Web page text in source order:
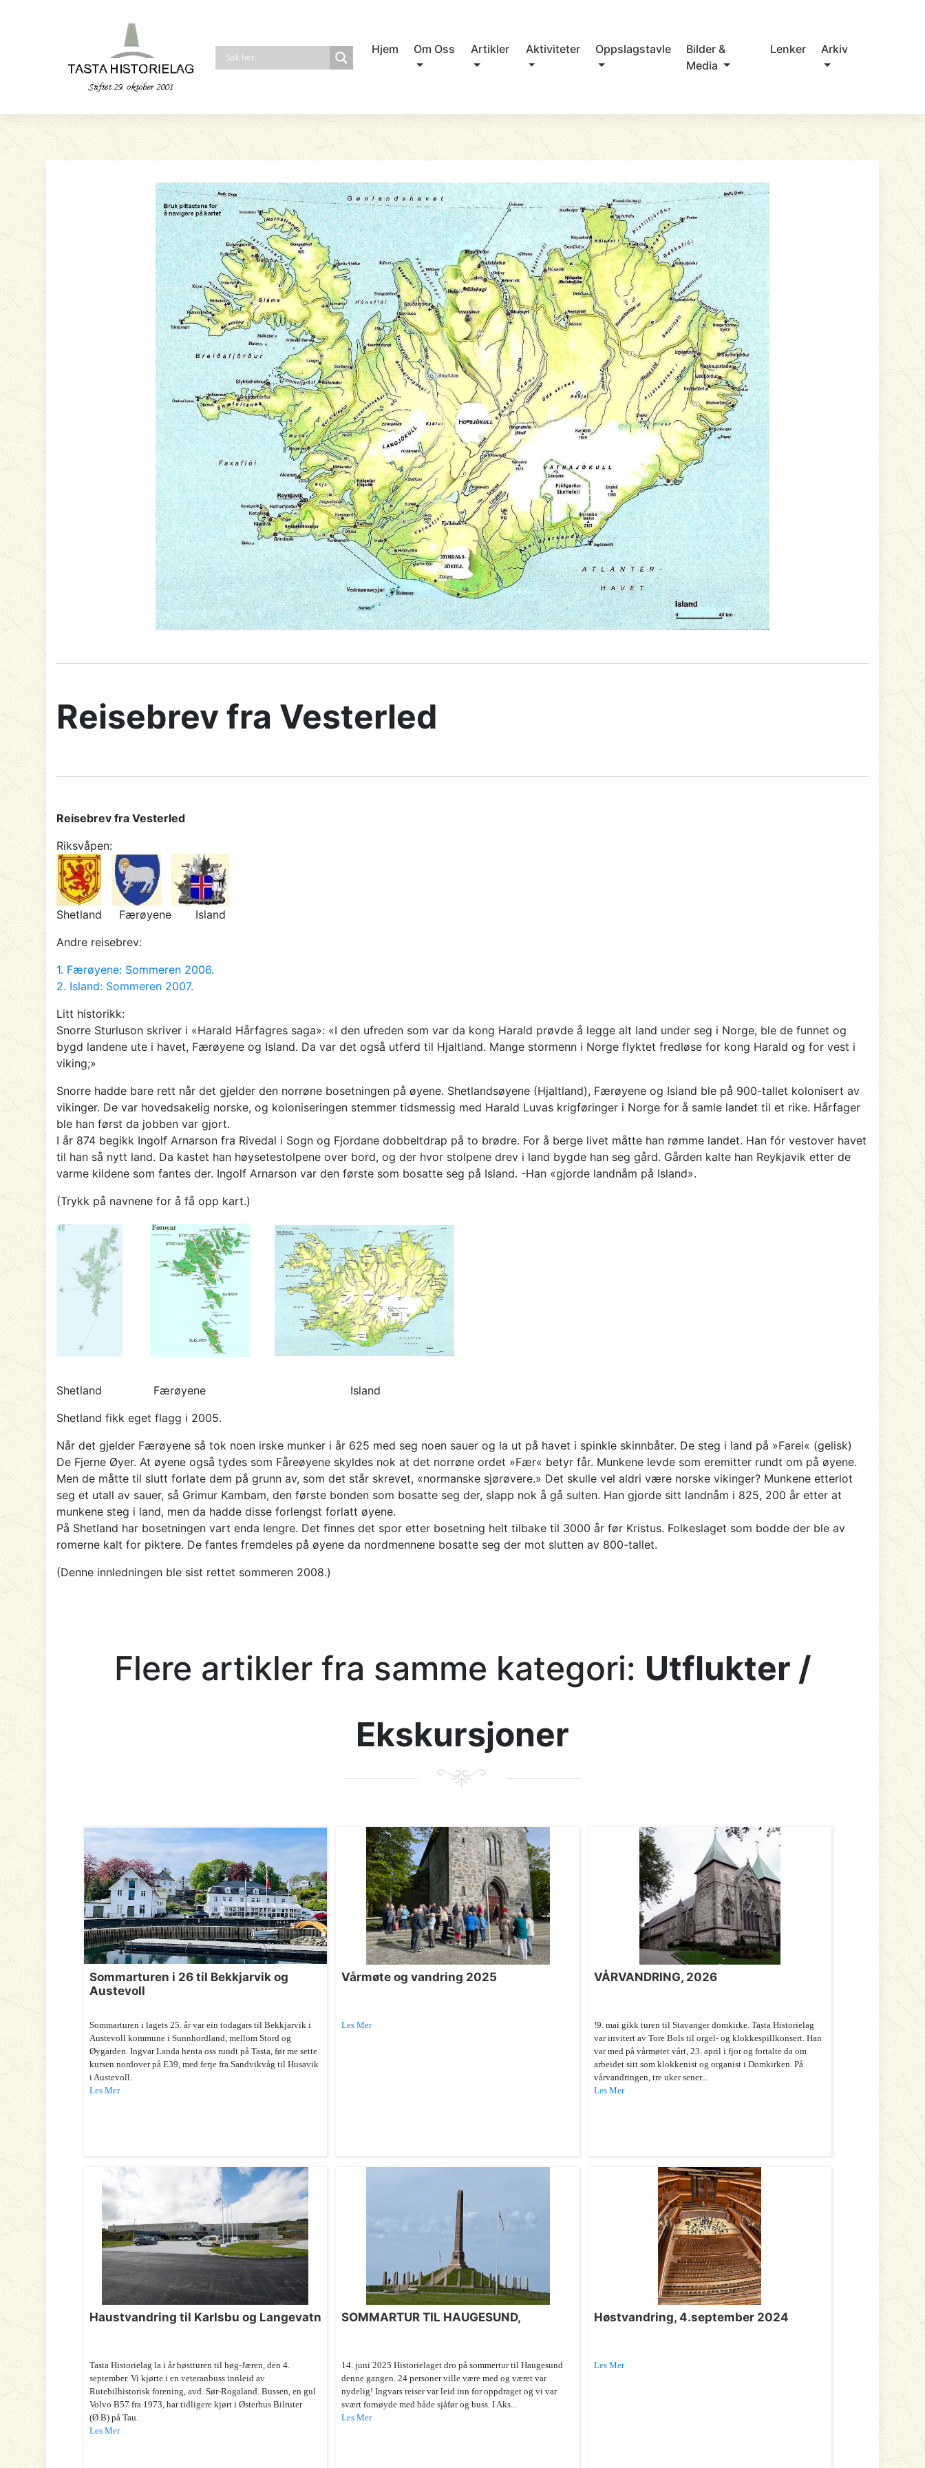
Hjem Om Oss Artikler Aktiviteter Oppslagstavle
Bilder &
Media
Lenker Arkiv
Reisebrev fra Vesterled
Reisebrev fra Vesterled
Riksvåpen:
Shetland Færøyene Island
Andre reisebrev:
1. Færøyene: Sommeren 2006.
2. Island: Sommeren 2007.
Litt historikk:
Snorre Sturluson skriver i «Harald Hårfagres saga»: «I den ufreden som var da kong Harald prøvde å legge alt land under seg i Norge, ble de funnet og
bygd landene ute i havet, Færøyene og Island. Da var det også utferd til Hjaltland. Mange stormenn i Norge flyktet fredløse for kong Harald og for vest i
viking;»
Snorre hadde bare rett når det gjelder den norrøne bosetningen på øyene. Shetlandsøyene (Hjaltland), Færøyene og Island ble på 900-tallet kolonisert av
vikinger. De var hovedsakelig norske, og koloniseringen stemmer tidsmessig med Harald Luvas krigføringer i Norge for å samle landet til et rike. Hårfager
ble han først da jobben var gjort.
I år 874 begikk Ingolf Arnarson fra Rivedal i Sogn og Fjordane dobbeltdrap på to brødre. For å berge livet måtte han rømme landet. Han fór vestover havet
til han så nytt land. Da kastet han høysetestolpene over bord, og der hvor stolpene drev i land bygde han seg gård. Gården kalte han Reykjavik etter de
varme kildene som fantes der. Ingolf Arnarson var den første som bosatte seg på Island. -Han «gjorde landnåm på Island».
(Trykk på navnene for å få opp kart.)
Shetland Færøyene Island
Shetland fikk eget flagg i 2005.
Når det gjelder Færøyene så tok noen irske munker i år 625 med seg noen sauer og la ut på havet i spinkle skinnbåter. De steg i land på »Farei« (gelisk)
De Fjerne Øyer. At øyene også tydes som Fåreøyene skyldes nok at det norrøne ordet »Fær« betyr får. Munkene levde som eremitter rundt om på øyene.
Men de måtte til slutt forlate dem på grunn av, som det står skrevet, «normanske sjørøvere.» Det skulle vel aldri være norske vikinger? Munkene etterlot
seg et utall av sauer, så Grimur Kambam, den første bonden som bosatte seg der, slapp nok å gå sulten. Han gjorde sitt landnåm i 825, 200 år etter at
munkene steg i land, men da hadde disse forlengst forlatt øyene.
På Shetland har bosetningen vart enda lengre. Det finnes det spor etter bosetning helt tilbake til 3000 år før Kristus. Folkeslaget som bodde der ble av
romerne kalt for piktere. De fantes fremdeles på øyene da nordmennene bosatte seg der mot slutten av 800-tallet.
(Denne innledningen ble sist rettet sommeren 2008.)
Flere artikler fra samme kategori: Utflukter /
Ekskursjoner
Sommarturen i 26 til Bekkjarvik og
Austevoll
Sommarturen i lagets 25. år var ein todagars til Bekkjarvik i
Austevoll kommune i Sunnhordland, mellom Stord og
Øygarden. Ingvar Landa henta oss rundt på Tasta, før me sette
kursen nordover på E39, med ferje fra Sandvikvåg til Husavik
i Austevoll.
Les Mer
Vårmøte og vandring 2025
Les Mer
VÅRVANDRING, 2026
!9. mai gikk turen til Stavanger domkirke. Tasta Historielag
var invitert av Tore Bols til orgel- og klokkespillkonsert. Han
var med på vårmøtet vårt, 23. april i fjor og fortalte da om
arbeidet sitt som klokkenist og organist i Domkirken. På
vårvandringen, tre uker sener...
Les Mer
Haustvandring til Karlsbu og Langevatn
Tasta Historielag la i år høstturen til høg-Jæren, den 4.
september. Vi kjørte i en veteranbuss innleid av
Rutebilhistorisk forening, avd. Sør-Rogaland. Bussen, en gul
Volvo B57 fra 1973, har tidligere kjørt i Østerhus Bilruter
(Ø.B) på Tau.
Les Mer
SOMMARTUR TIL HAUGESUND,
14. juni 2025 Historielaget dro på sommertur til Haugesund
denne gangen. 24 personer ville være med og været var
nydelig! Ingvars reiser var leid inn for oppdraget og vi var
svært fornøyde med både sjåfør og buss. I Aks...
Les Mer
Høstvandring, 4.september 2024
Les Mer